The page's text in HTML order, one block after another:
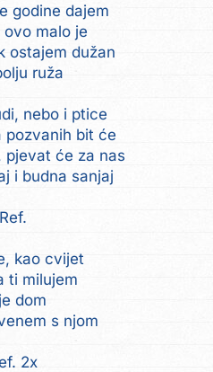
godine dajem
malo je
ostajem dužan
ruža
nebo i ptice
pozvanih bit će
pjevat će za nas
i budna sanjaj
Ref.
kao cvijet
ti milujem
dom
s njom
2x